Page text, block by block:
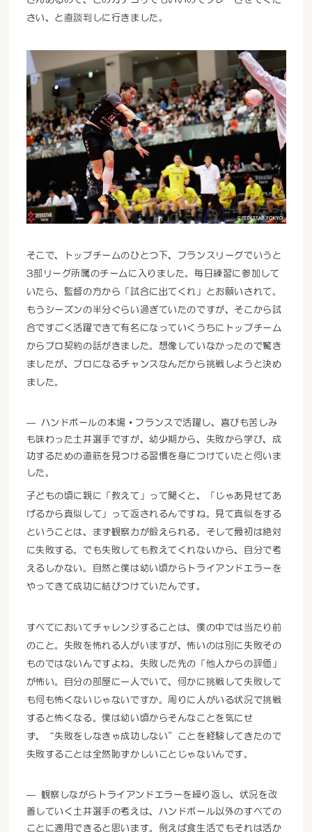
さい、と直談判しに行きました。
そこで、トップチームのひとつ下、フランスリーグでいうと
3部リーグ所属のチームに入りました。毎日練習に参加して
いたら、監督の方から「試合に出てくれ」とお願いされて。
もうシーズンの半分ぐらい過ぎていたのですが、そこから試
合ですごく活躍できて有名になっていくうちにトップチーム
からプロ契約の話がきました。想像していなかったので驚き
ましたが、プロになるチャンスなんだから挑戦しようと決め
ました。
ハンドボールの本場・フランスで活躍し、喜びも苦しみ
も味わった土井選手ですが、幼少期から、失敗から学び、成
功するための道筋を見つける習慣を身につけていたと伺いま
した。
子どもの頃に親に「教えて」って聞くと、「じゃあ見せてあ
げるから真似して」って返されるんですね。見て真似をする
ということは、まず観察力が鍛えられる。そして最初は絶対
に失敗する。でも失敗しても教えてくれないから、自分で考
えるしかない。自然と僕は幼い頃からトライアンドエラーを
やってきて成功に結びつけていたんです。
すべてにおいてチャレンジすることは、僕の中では当たり前
のこと。失敗を怖れる人がいますが、怖いのは別に失敗その
ものではないんですよね。失敗した先の「他人からの評価」
が怖い。自分の部屋に一人でいて、何かに挑戦して失敗して
も何も怖くないじゃないですか。周りに人がいる状況で挑戦
すると怖くなる。僕は幼い頃からそんなことを気にせ
ず、“失敗をしなきゃ成功しない”ことを経験してきたので
失敗することは全然恥ずかしいことじゃないんです。
観察しながらトライアンドエラーを繰り返し、状況を改
善していく土井選手の考えは、ハンドボール以外のすべての
ことに適用できると思います。例えば食生活でもそれは活か